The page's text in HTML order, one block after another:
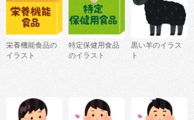
栄養機能食品の
イラスト
特定保健用食品
のイラスト
黒い羊のイラス
ト